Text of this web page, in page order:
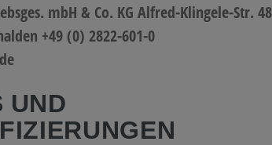
mbH & Co. KG Alfred-Klingele-Str.
+49 (0) 2822-601-0
UND